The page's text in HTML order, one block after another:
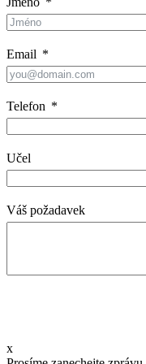
Email
Telefon
Učel
Váš požadavek
x